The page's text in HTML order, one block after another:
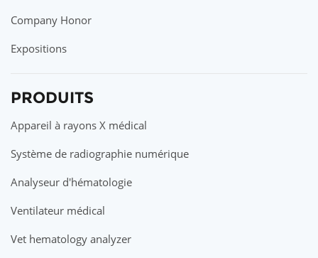
Company Honor
Expositions
PRODUITS
Appareil à rayons X médical
Système de radiographie numérique
Analyseur d'hématologie
Ventilateur médical
Vet hematology analyzer